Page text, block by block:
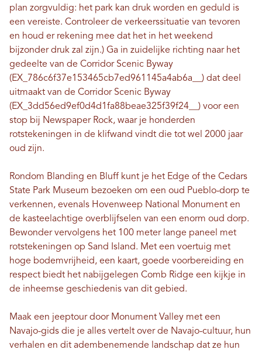
plan zorgvuldig: het park kan druk worden en geduld is
een vereiste. Controleer de verkeerssituatie van tevoren
en houd er rekening mee dat het in het weekend
bijzonder druk zal zijn.) Ga in zuidelijke richting naar het
gedeelte van de Corridor Scenic Byway
(EX_786c6f37e153465cb7ed961145a4ab6a__) dat deel
uitmaakt van de Corridor Scenic Byway
(EX_3dd56ed9ef0d4d1fa88beae325f39f24__) voor een
stop bij Newspaper Rock, waar je honderden
rotstekeningen in de klifwand vindt die tot wel 2000 jaar
oud zijn.
Rondom Blanding en Bluff kunt je het Edge of the Cedars
State Park Museum bezoeken om een ​​oud Pueblo-dorp te
verkennen, evenals Hovenweep National Monument en
de kasteelachtige overblijfselen van een enorm oud dorp.
Bewonder vervolgens het 100 meter lange paneel met
rotstekeningen op Sand Island. Met een voertuig met
hoge bodemvrijheid, een kaart, goede voorbereiding en
respect biedt het nabijgelegen Comb Ridge een kijkje in
de inheemse geschiedenis van dit gebied.
Maak een jeeptour door Monument Valley met een
Navajo-gids die je alles vertelt over de Navajo-cultuur, hun
verhalen en dit adembenemende landschap dat ze hun